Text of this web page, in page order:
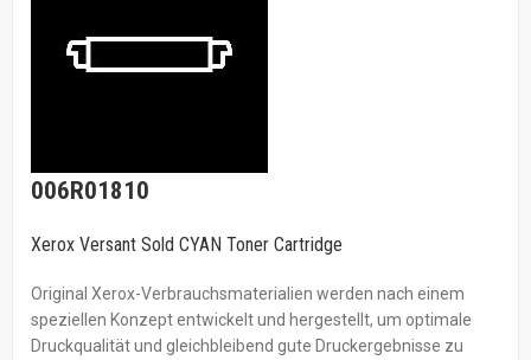
006R01810
Xerox Versant Sold CYAN Toner Cartridge
Original Xerox-Verbrauchsmaterialien werden nach einem
speziellen Konzept entwickelt und hergestellt, um optimale
Druckqualität und gleichbleibend gute Druckergebnisse zu